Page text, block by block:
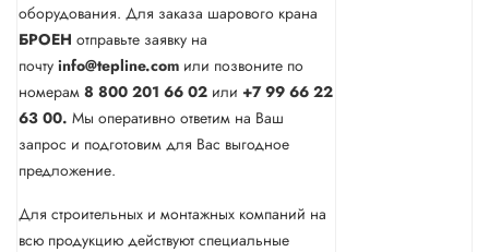
оборудования. Для заказа шарового крана
БРОЕН отправьте заявку на
почту info@tepline.com или позвоните по
номерам 8 800 201 66 02 или +7 99 66 22
63 00. Мы оперативно ответим на Ваш
запрос и подготовим для Вас выгодное
предложение.
Для строительных и монтажных компаний на
всю продукцию действуют специальные